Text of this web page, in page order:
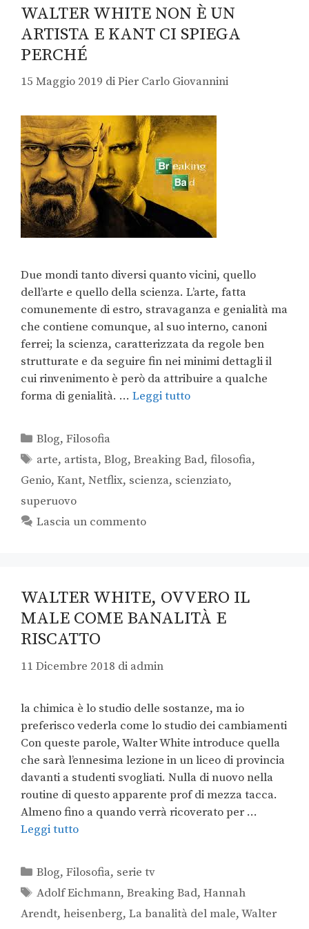
WALTER WHITE NON È UN
ARTISTA E KANT CI SPIEGA
PERCHÉ
15 Maggio 2019 diPier Carlo Giovannini
Due mondi tanto diversi quanto vicini, quello
dell’arte e quello della scienza. L’arte, fatta
comunemente di estro, stravaganza e genialità ma
che contiene comunque, al suo interno, canoni
ferrei; la scienza, caratterizzata da regole ben
strutturate e da seguire fin nei minimi dettagli il
cui rinvenimento è però da attribuire a qualche
forma di genialità. … Leggi tutto
Blog,Filosofia
arte, artista,Blog,Breaking Bad,filosofia,
Genio, Kant, Netflix, scienza, scienziato,
superuovo
Lascia un commento
WALTER WHITE, OVVERO IL
MALE COME BANALITÀ E
RISCATTO
11 Dicembre 2018 di admin
la chimica è lo studio delle sostanze, ma io
preferisco vederla come lo studio dei cambiamenti
Con queste parole, Walter White introduce quella
che sarà l’ennesima lezione in un liceo di provincia
davanti a studenti svogliati. Nulla di nuovo nella
routine di questo apparente prof di mezza tacca.
Almeno fino a quando verrà ricoverato per …
Leggi tutto
Blog,Filosofia, serie tv
Adolf Eichmann,Breaking Bad,Hannah
Arendt, heisenberg, La banalità del male,Walter